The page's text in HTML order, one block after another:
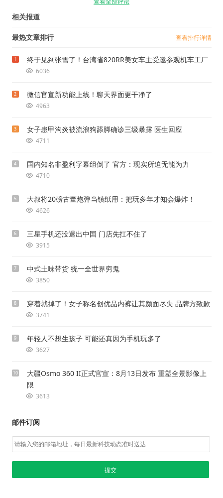
相关报道
最热文章排行 查看排行详情
1 终于见到张雪了！台湾省820RR美女车主受邀参观机车工厂
6036
2 微信官宣新功能上线！聊天界面更干净了
4963
3 女子患甲沟炎被流浪狗舔脚确诊三级暴露 医生回应
4711
4 国内知名非盈利字幕组倒了 官方：现实所迫无能为力
4710
5 大叔将20磅古董炮弹当镇纸用：把玩多年才知会爆炸！
4626
6 三星手机还没退出中国 门店先扛不住了
3915
7 中式土味带货 统一全世界穷鬼
3850
8 穿着就掉了！女子称名创优品内裤让其颜面尽失 品牌方致歉
3741
9 年轻人不想生孩子 可能还真因为手机玩多了
3627
10
大疆Osmo 360 II正式官宣：8月13日发布 重塑全景影像上
限
3613
邮件订阅